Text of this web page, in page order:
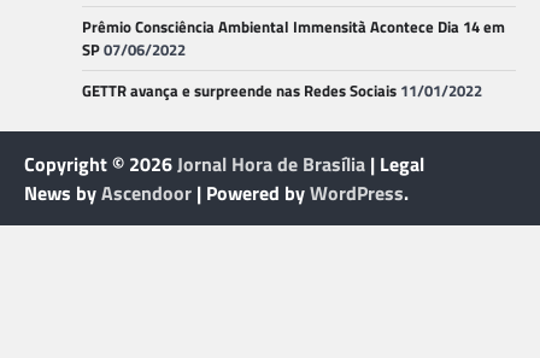
Prêmio Consciência Ambiental Immensità Acontece Dia 14 em
SP07/06/2022
GETTR avança e surpreende nas Redes Sociais 11/01/2022
Copyright © 2026Jornal Hora de Brasília | Legal
News byAscendoor | Powered byWordPress.